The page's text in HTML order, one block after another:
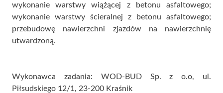
wykonanie warstwy wiążącej z betonu asfaltowego;
wykonanie warstwy ścieralnej z betonu asfaltowego;
przebudowę nawierzchni zjazdów na nawierzchnię
utwardzoną.
Wykonawca zadania: WOD-BUD Sp. z o.o, ul.
Piłsudskiego 12/1, 23-200 Kraśnik